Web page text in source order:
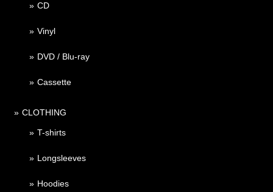
CD
Vinyl
DVD / Blu-ray
Cassette
CLOTHING
T-shirts
Longsleeves
Hoodies